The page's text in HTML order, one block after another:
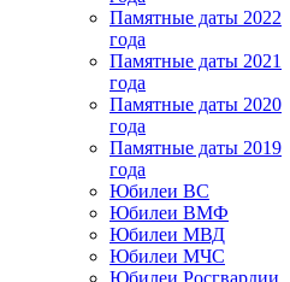
Памятные даты 2022
года
Памятные даты 2021
года
Памятные даты 2020
года
Памятные даты 2019
года
Юбилеи ВС
Юбилеи ВМФ
Юбилеи МВД
Юбилеи МЧС
Юбилеи Росгвардии